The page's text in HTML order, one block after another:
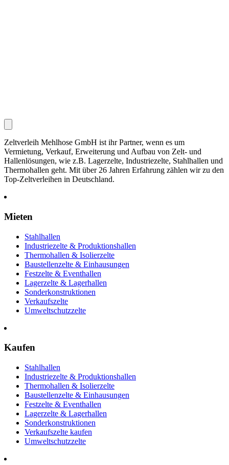
Zeltverleih Mehlhose GmbH ist ihr Partner, wenn es um
Vermietung, Verkauf, Erweiterung und Aufbau von Zelt- und
Hallenlösungen, wie z.B. Lagerzelte, Industriezelte, Stahlhallen und
Thermohallen geht. Mit über 26 Jahren Erfahrung zählen wir zu den
Top-Zeltverleihen in Deutschland.
Mieten
Stahlhallen
Industriezelte & Produktionshallen
Thermohallen & Isolierzelte
Baustellenzelte & Einhausungen
Festzelte & Eventhallen
Lagerzelte & Lagerhallen
Sonderkonstruktionen
Verkaufszelte
Umweltschutzzelte
Kaufen
Stahlhallen
Industriezelte & Produktionshallen
Thermohallen & Isolierzelte
Baustellenzelte & Einhausungen
Festzelte & Eventhallen
Lagerzelte & Lagerhallen
Sonderkonstruktionen
Verkaufszelte kaufen
Umweltschutzzelte